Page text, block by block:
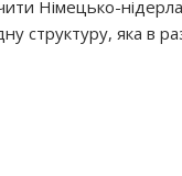
Німецько-
структуру, яка в